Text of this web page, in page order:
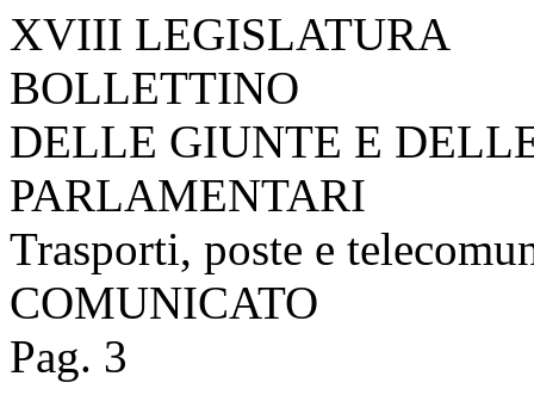
XVIII LEGISLATURA
BOLLETTINO
DELLE GIUNTE E
PARLAMENTARI
Trasporti, poste e
COMUNICATO
Pag. 3